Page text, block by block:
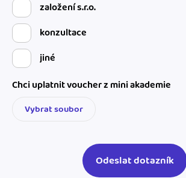
založení s.r.o.
konzultace
jiné
Chci uplatnit voucher z mini akademie
Vybrat soubor